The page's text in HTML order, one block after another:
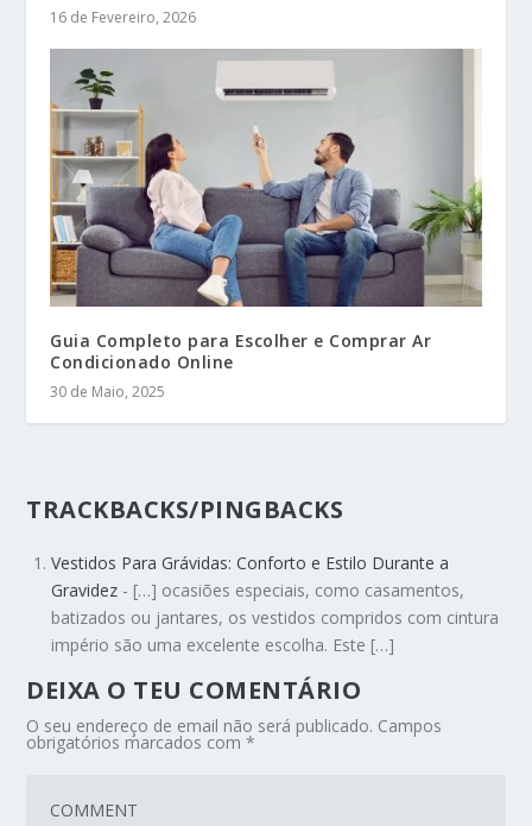
16 de Fevereiro, 2026
Guia Completo para Escolher e Comprar Ar
Condicionado Online
30 de Maio, 2025
TRACKBACKS/PINGBACKS
Vestidos Para Grávidas: Conforto e Estilo Durante a
Gravidez - […] ocasiões especiais, como casamentos,
batizados ou jantares, os vestidos compridos com cintura
império são uma excelente escolha. Este […]
DEIXA O TEU COMENTÁRIO
O seu endereço de email não será publicado. Campos
obrigatórios marcados com*